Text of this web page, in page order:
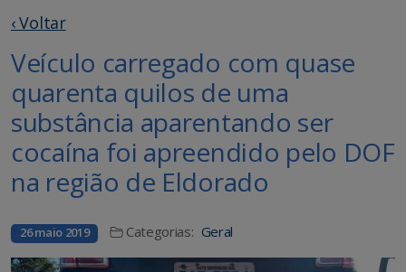
‹ Voltar
Veículo carregado com quase
quarenta quilos de uma
substância aparentando ser
cocaína foi apreendido pelo DOF
na região de Eldorado
26 maio 2019 Categorias: Geral